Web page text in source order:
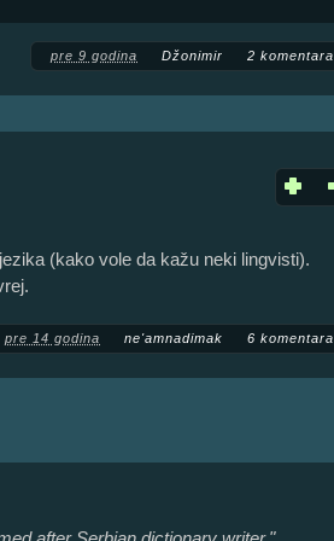
pre 9 godina Džonimir 2 komentara
(kako vole da kažu neki lingvisti).
pre 14 godina ne'amnadimak 6 komentara